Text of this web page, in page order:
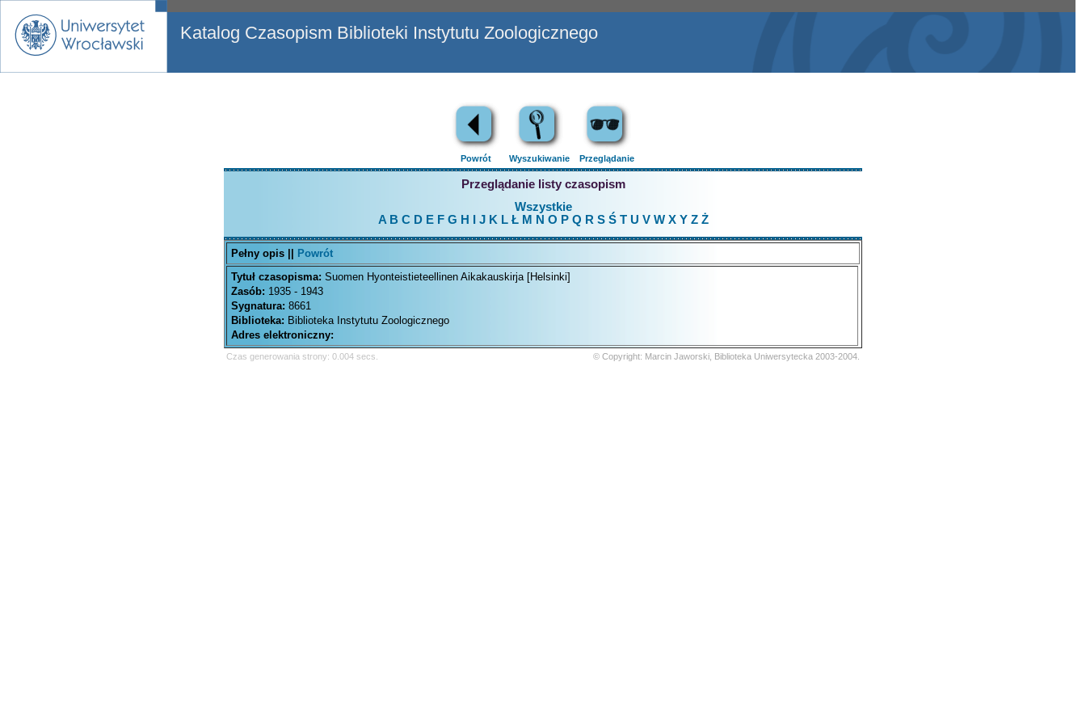
Katalog Czasopism Biblioteki Instytutu Zoologicznego
Powrót Wyszukiwanie Przeglądanie
Przeglądanie listy czasopism
Wszystkie
A B C D EFG H J K L Ł M N O P Q R S Ś T U V W X Y Z Ż
Pełny opis ||
Powrót
Tytuł czasopisma: Suomen Hyonteistieteellinen Aikakauskirja [Helsinki]
Zasób: 1935 - 1943
Sygnatura: 8661
Biblioteka: Biblioteka Instytutu Zoologicznego
Adres elektroniczny:
Czas generowania strony: 0.004 secs. © Copyright: Marcin Jaworski, Biblioteka Uniwersytecka 2003-2004.